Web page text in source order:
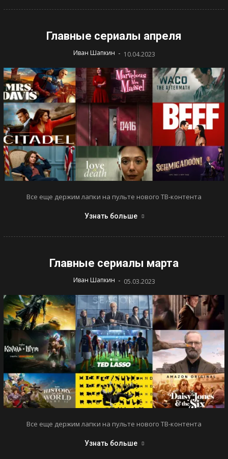
Главные сериалы апреля
Иван Шапкин - 10.04.2023
Все еще держим лапки на пульте нового ТВ-контента
Узнать больше
Главные сериалы марта
Иван Шапкин - 05.03.2023
Все еще держим лапки на пульте нового ТВ-контента
Узнать больше